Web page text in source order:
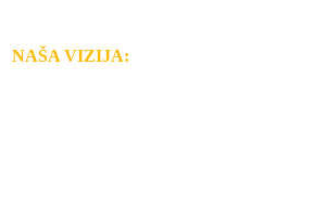
NAŠA VIZIJA: